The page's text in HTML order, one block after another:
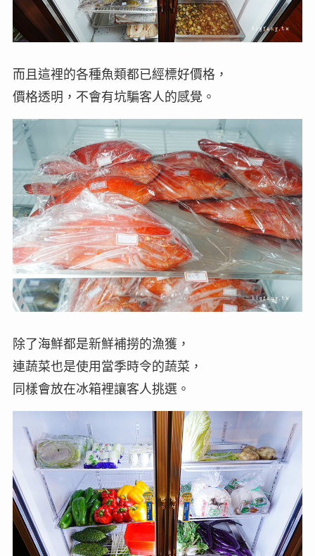
而且這裡的各種魚類都已經標好價格，
價格透明，不會有坑騙客人的感覺。
除了海鮮都是新鮮補撈的漁獲，
連蔬菜也是使用當季時令的蔬菜，
同樣會放在冰箱裡讓客人挑選。